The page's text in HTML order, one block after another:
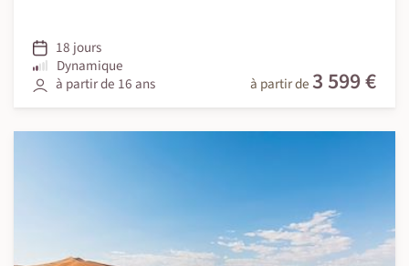
18 jours
Dynamique
à partir de 16 ans
à partir de 3 599 €